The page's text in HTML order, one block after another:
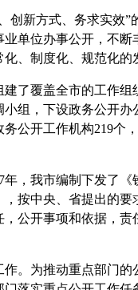
新方式、务求实效”
单位办事公开，不
、制度化、规范化的
覆盖全市的工作组
组，下设政务公开
公开工作机构219个
，我市编制下发了《
，按中央、省提出的
公开事项和依据，
为推动重点部门的